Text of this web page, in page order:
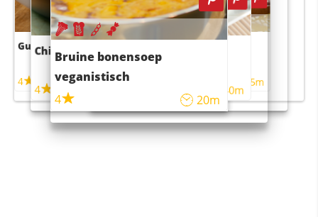
Guacamole
4
Chili con carne
4 45m
Bruine bonensoep
veganistisch
4
20m
Sushi rijstsalade
maaltijdsalade
40m
4 55m